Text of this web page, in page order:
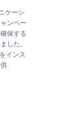
ケーシ
ンペー
保する
した。
インス